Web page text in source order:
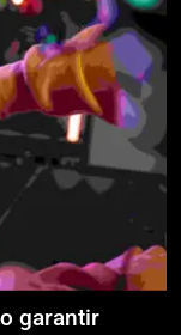
garantir